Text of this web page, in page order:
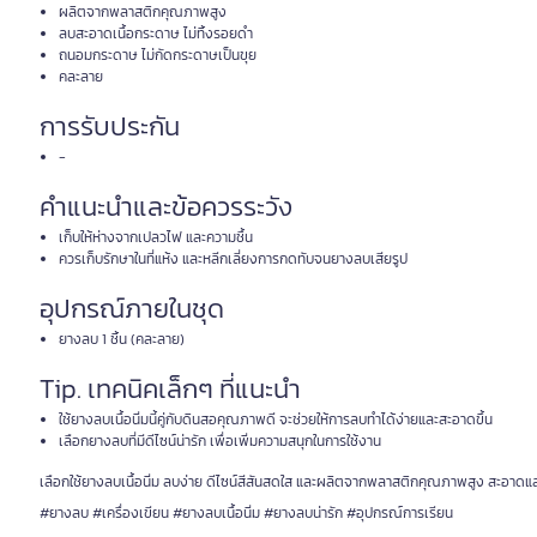
ผลิตจากพลาสติกคุณภาพสูง
ลบสะอาดเนื้อกระดาษ ไม่ทิ้งรอยดำ
ถนอมกระดาษ ไม่กัดกระดาษเป็นขุย
คละลาย
การรับประกัน
-
คำแนะนำและข้อควรระวัง
เก็บให้ห่างจากเปลวไฟ และความชื้น
ควรเก็บรักษาในที่แห้ง และหลีกเลี่ยงการกดทับจนยางลบเสียรูป
อุปกรณ์ภายในชุด
ยางลบ 1 ชิ้น (คละลาย)
Tip. เทคนิคเล็กๆ ที่แนะนำ
ใช้ยางลบเนื้อนิ่มนี้คู่กับดินสอคุณภาพดี จะช่วยให้การลบทำได้ง่ายและสะอาดขึ้น
เลือกยางลบที่มีดีไซน์น่ารัก เพื่อเพิ่มความสนุกในการใช้งาน
เลือกใช้ยางลบเนื้อนิ่ม ลบง่าย ดีไซน์สีสันสดใส และผลิตจากพลาสติกคุณภาพสูง สะอาดแล
#ยางลบ #เครื่องเขียน #ยางลบเนื้อนิ่ม #ยางลบน่ารัก #อุปกรณ์การเรียน